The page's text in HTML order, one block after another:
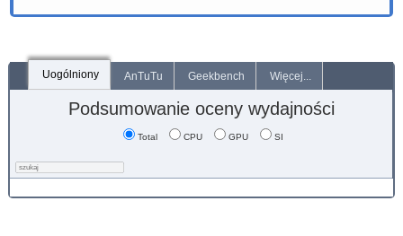
Uogólniony AnTuTu Geekbench Więcej...
Podsumowanie oceny wydajności
Total CPU GPU SI